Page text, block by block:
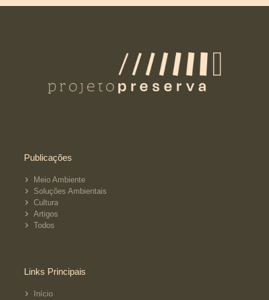
Publicações
Meio Ambiente
Soluções Ambientais
Cultura
Artigos
Todos
Links Principais
Início